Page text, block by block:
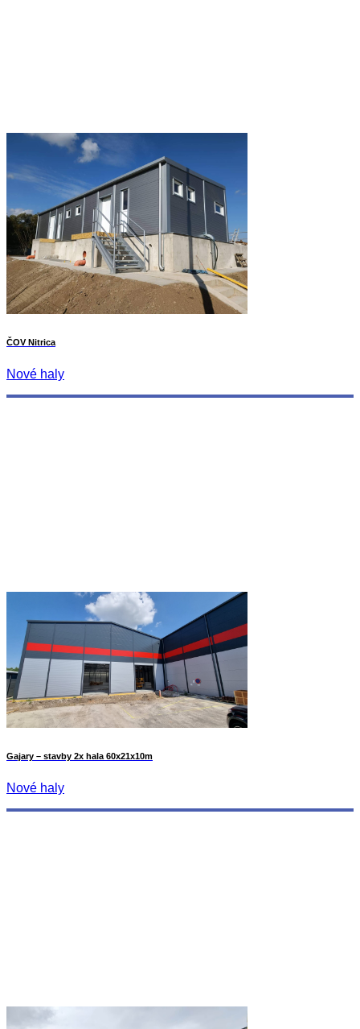
ČOV Nitrica
Nové haly
Gajary – stavby 2x hala 60x21x10m
Nové haly